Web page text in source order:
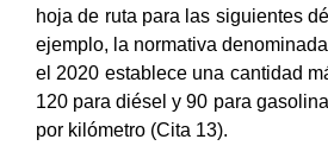
hoja de ruta para las siguientes
ejemplo, la normativa
el 2020 establece una cantidad
120 para diésel y 90 para
por kilómetro (Cita 13).